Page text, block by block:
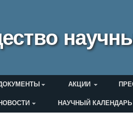
менюАКЦИИ
пользователя
НАУЧНЫЙ КАЛЕНДАРЬ